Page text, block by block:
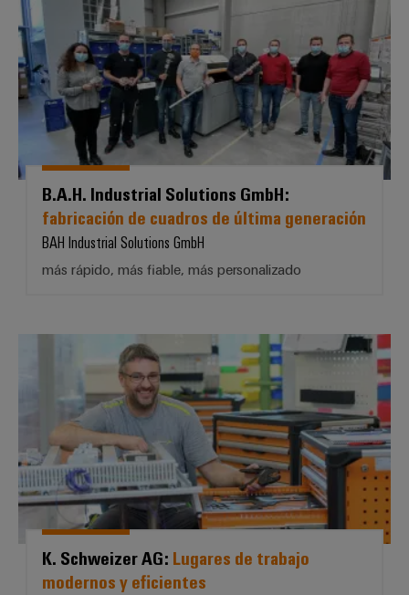
B.A.H. Industrial Solutions GmbH:
fabricación de cuadros de última generación
BAH Industrial Solutions GmbH
más rápido, más fiable, más personalizado
K. Schweizer AG: *Lugares de
K. Schweizer AG: Lugares de trabajo
modernos y eficientes